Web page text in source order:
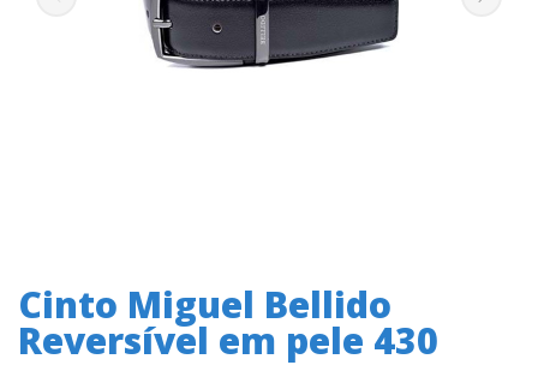
Cinto Miguel Bellido
Reversível em pele 430